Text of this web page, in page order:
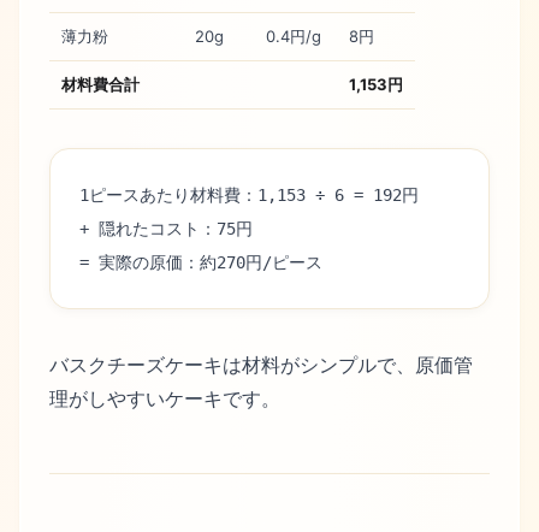
薄力粉 20g 0.4円/g 8円
材料費合計 1,153円
1ピースあたり材料費：1,153 ÷ 6 = 192円
+ 隠れたコスト：75円
= 実際の原価：約270円/ピース
バスクチーズケーキは材料がシンプルで、原価管
理がしやすいケーキです。